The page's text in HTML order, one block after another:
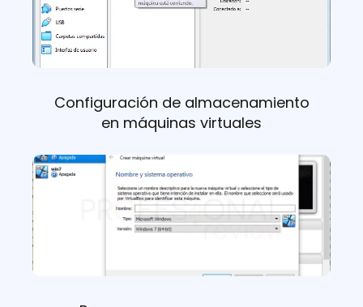
Configuración de almacenamiento
en máquinas virtuales